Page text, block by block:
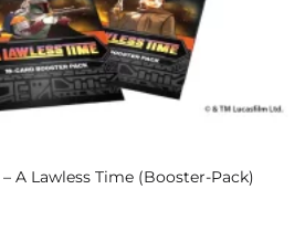
A Lawless Time (Booster-Pack)